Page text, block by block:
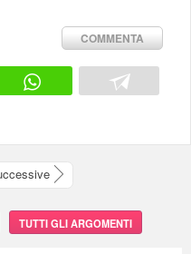
COMMENTA
TUTTI GLI ARGOMENTI